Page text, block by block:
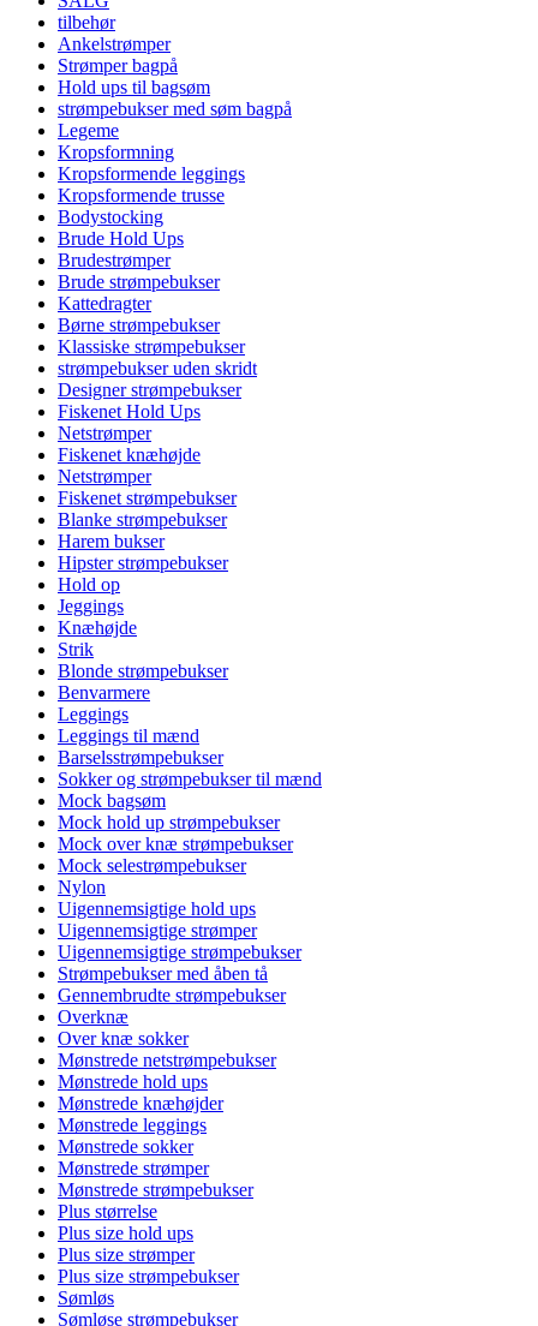
tilbehør
Ankelstrømper
Strømper bagpå
Hold ups til bagsøm
strømpebukser med søm bagpå
Legeme
Kropsformning
Kropsformende leggings
Kropsformende trusse
Bodystocking
Brude Hold Ups
Brudestrømper
Brude strømpebukser
Kattedragter
Børne strømpebukser
Klassiske strømpebukser
strømpebukser uden skridt
Designer strømpebukser
Fiskenet Hold Ups
Netstrømper
Fiskenet knæhøjde
Netstrømper
Fiskenet strømpebukser
Blanke strømpebukser
Harem bukser
Hipster strømpebukser
Hold op
Jeggings
Knæhøjde
Strik
Blonde strømpebukser
Benvarmere
Leggings
Leggings til mænd
Barselsstrømpebukser
Sokker og strømpebukser til mænd
Mock bagsøm
Mock hold up strømpebukser
Mock over knæ strømpebukser
Mock selestrømpebukser
Nylon
Uigennemsigtige hold ups
Uigennemsigtige strømper
Uigennemsigtige strømpebukser
Strømpebukser med åben tå
Gennembrudte strømpebukser
Overknæ
Over knæ sokker
Mønstrede netstrømpebukser
Mønstrede hold ups
Mønstrede knæhøjder
Mønstrede leggings
Mønstrede sokker
Mønstrede strømper
Mønstrede strømpebukser
Plus størrelse
Plus size hold ups
Plus size strømper
Plus size strømpebukser
Sømløs
Sømløse strømpebukser